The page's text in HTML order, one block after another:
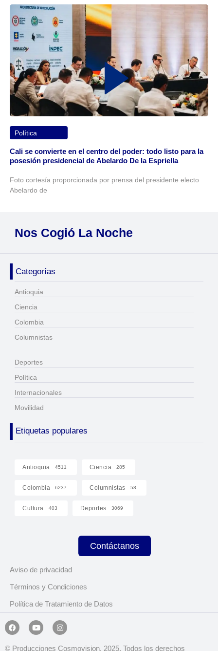
Política
Cali se convierte en el centro del poder: todo listo para la
posesión presidencial de Abelardo De la Espriella
Foto cortesía proporcionada por prensa del presidente electo
Abelardo de
Nos Cogió La Noche
Categorías
Antioquia
Ciencia
Colombia
Columnistas
Deportes
Política
Internacionales
Movilidad
Etiquetas populares
Antioquia 4511 Ciencia 285
Colombia 6237 Columnistas 58
Cultura 403 Deportes 3069
Contáctanos
Aviso de privacidad
Términos y Condiciones
Política de Tratamiento de Datos
© Producciones Cosmovision, 2025. Todos los derechos